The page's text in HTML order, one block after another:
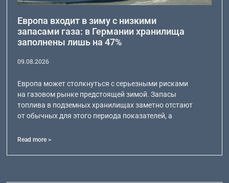
Европа входит в зиму с низкими
запасами газа: в Германии хранилища
заполнены лишь на 47%
09.08.2026
Европа может столкнуться с серьезными рисками
на газовом рынке предстоящей зимой. Запасы
топлива в подземных хранилищах заметно отстают
от обычных для этого периода показателей, а
Read more >